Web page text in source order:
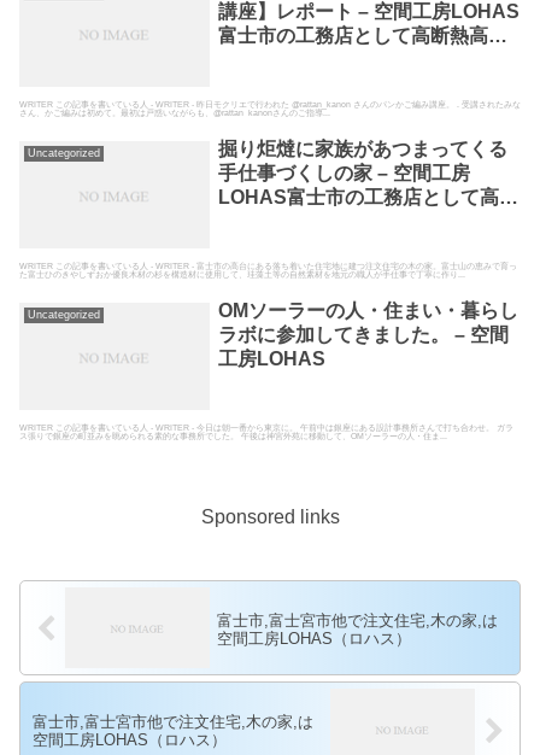
講座】レポート – 空間工房LOHAS
富士市の工務店として高断熱高気
WRITER この記事を書いている人 - WRITER - 昨日モクリエで行われた @rattan_kanon さんのパンかご編み講座。 . 受講されたみな
さん、かご編みは初めて。最初は戸惑いながらも、@rattan_kanonさんのご指導...
Uncategorized
掘り炬燵に家族があつまってくる
手仕事づくしの家 – 空間工房
LOHAS富士市の工務店として高断
WRITER この記事を書いている人 - WRITER - 富士市の高台にある落ち着いた住宅地に建つ注文住宅の木の家。富士山の恵みで育っ
た富士ひのきやしずおか優良木材の杉を構造材に使用して、珪藻土等の自然素材を地元の職人が手仕事で丁寧に作り...
Uncategorized
OMソーラーの人・住まい・暮らし
ラボに参加してきました。 – 空間
工房LOHAS
WRITER この記事を書いている人 - WRITER - 今日は朝一番から東京に。 午前中は銀座にある設計事務所さんで打ち合わせ。 ガラ
ス張りで銀座の町並みを眺められる素的な事務所でした。 午後は神宮外苑に移動して、OMソーラーの人・住ま...
Sponsored links
富士市,富士宮市他で注文住宅,木の家,は
空間工房LOHAS（ロハス）
富士市,富士宮市他で注文住宅,木の家,は
空間工房LOHAS（ロハス）